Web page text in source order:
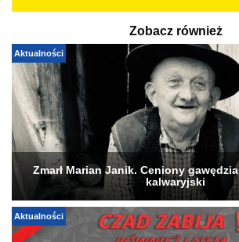
Zobacz również
Aktualności
Zmarł Marian Janik. Ceniony
kalwaryjski
Aktualności